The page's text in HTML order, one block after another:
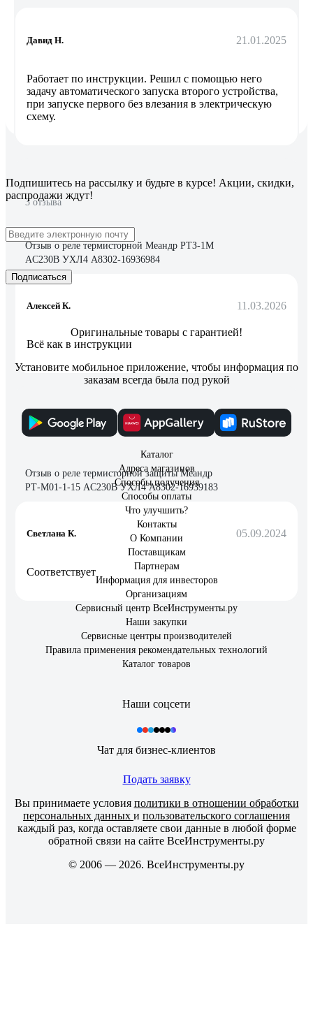
Давид Н. 21.01.2025
Работает по инструкции. Решил с помощью него
задачу автоматического запуска второго устройства,
при запуске первого без влезания в электрическую
схему.
3 отзыва
Отзыв о реле термисторной Меандр РТЗ-1М
AC230В УХЛ4 A8302-16936984
Алексей К. 11.03.2026
Всё как в инструкции
1 отзыв
Отзыв о реле термисторной защиты Меандр
РТ-М01-1-15 AC230В УХЛ4 A8302-16939183
Светлана К. 05.09.2024
Соответствует
Подпишитесь на рассылку и будьте в курсе! Акции, скидки,
распродажи ждут!
Подписаться
Оригинальные товары с гарантией!
Установите мобильное приложение, чтобы информация по
заказам всегда была под рукой
Каталог
Адреса магазинов
Способы получения
Способы оплаты
Что улучшить?
Контакты
О Компании
Поставщикам
Партнерам
Информация для инвесторов
Организациям
Сервисный центр ВсеИнструменты.ру
Наши закупки
Сервисные центры производителей
Правила применения рекомендательных технологий
Каталог товаров
Наши соцсети
Чат для бизнес-клиентов
Подать заявку
Вы принимаете условия политики в отношении обработки
персональных данных и пользовательского соглашения
каждый раз, когда оставляете свои данные в любой форме
обратной связи на сайте ВсеИнструменты.ру
© 2006 — 2026. ВсеИнструменты.ру